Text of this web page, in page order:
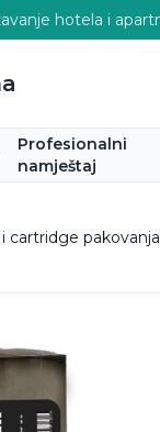
hotela i
Profesionalni
namještaj
cartridge pakovanja